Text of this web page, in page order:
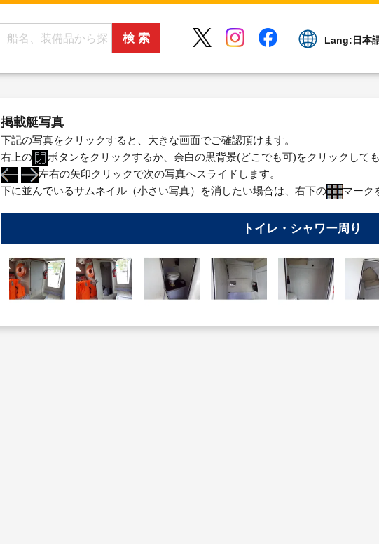
Lang: 日本
掲載艇写真
下記の写真をクリックすると、大きな画面でご確認頂けます。
右上の
ボタンをクリックするか、余白の黒背景(どこでも可)をクリックして
左右の矢印クリックで次の写真へスライドします。
下に並んでいるサムネイル（小さい写真）を消したい場合は、右下の
マーク
トイレ・シャワー周り